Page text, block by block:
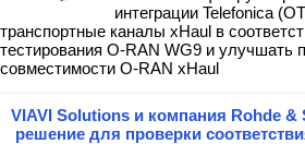
интеграции Telefonica
транспортные каналы xHaul в
тестирования O-RAN WG9 и улучшать
совместимости O-RAN xHaul
VIAVI Solutions и компания Rohde &
решение для проверки